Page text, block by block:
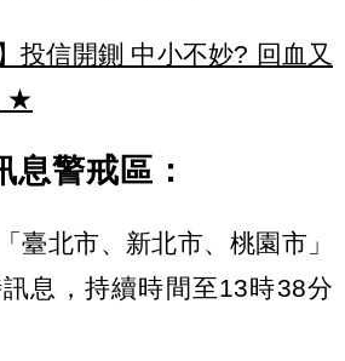
投信開鍘 中小不妙? 回血又
★
息警戒區：
臺北市、新北市、桃園市」
息，持續時間至13時38分